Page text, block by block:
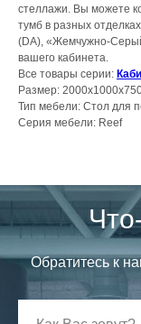
стеллажи. Вы можете
тумб в разных
(DА), «Жемчужно-
вашего кабинета.
Все товары серии:
Размер:
Тип мебели: Стол для
Серия мебели: Reef
Обратитесь к